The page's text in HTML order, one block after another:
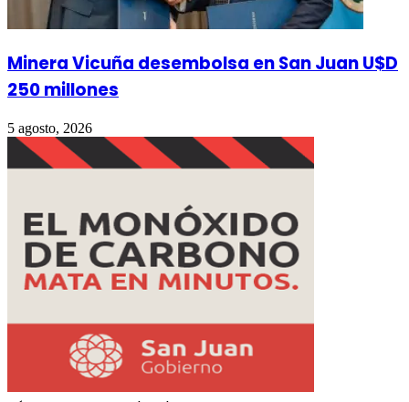
Minera Vicuña desembolsa en San Juan U$D
250 millones
5 agosto, 2026